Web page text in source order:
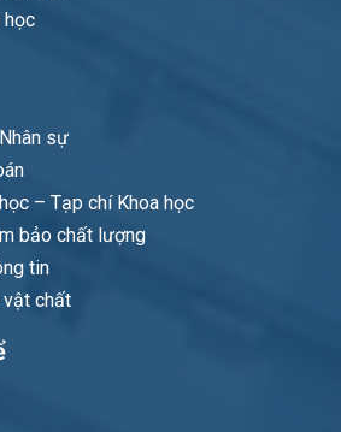
học
sự
– Tạp chí Khoa học
bảo chất lượng
tin
vật chất